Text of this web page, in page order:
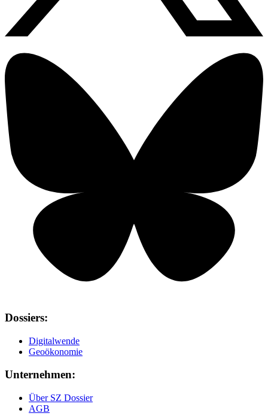
Dossiers:
Digitalwende
Geoökonomie
Unternehmen:
Über SZ Dossier
AGB